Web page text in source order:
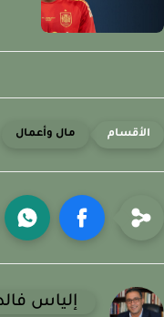
مال وأعمال
إلياس فالدير